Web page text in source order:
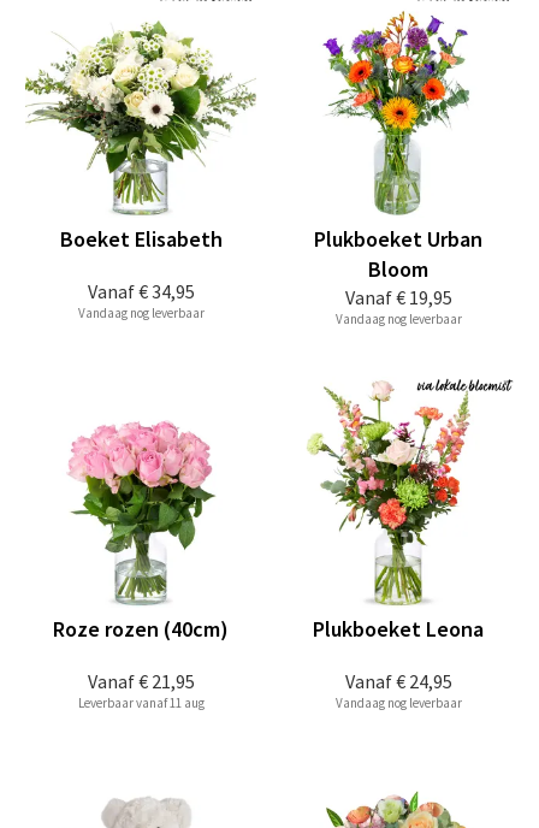
Vanaf€ 34,95
Boeket Elisabeth
Vandaag nog leverbaar
Vanaf€ 19,95
Plukboeket Urban
Bloom
Vandaag nog leverbaar
Vanaf€ 21,95
Roze rozen (40cm)
Leverbaar vanaf 11 aug
Vanaf€ 24,95
Plukboeket Leona
Vandaag nog leverbaar